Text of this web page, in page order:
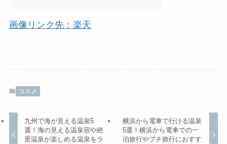
画像リンク先：楽天
コスメ
九州で海が見える温泉5
選！海の見える温泉宿や絶
景温泉が楽しめる温泉をラ
横浜から電車で行ける温泉
5選！横浜から電車での一
泊旅行やプチ旅行におすす